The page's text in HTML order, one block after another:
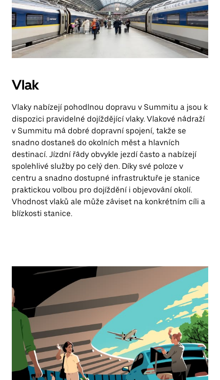
Vlak
Vlaky nabízejí pohodlnou dopravu v Summitu a jsou k
dispozici pravidelné dojíždějící vlaky. Vlakové nádraží
v Summitu má dobré dopravní spojení, takže se
snadno dostaneš do okolních měst a hlavních
destinací. Jízdní řády obvykle jezdí často a nabízejí
spolehlivé služby po celý den. Díky své poloze v
centru a snadno dostupné infrastruktuře je stanice
praktickou volbou pro dojíždění i objevování okolí.
Vhodnost vlaků ale může záviset na konkrétním cíli a
blízkosti stanice.